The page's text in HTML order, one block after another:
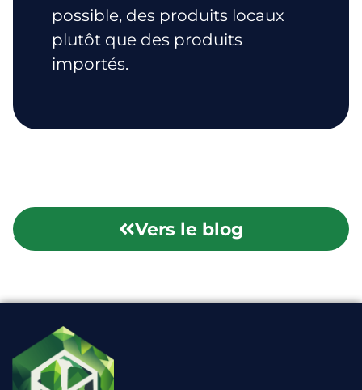
possible, des produits locaux
plutôt que des produits
importés.
Les problèmes éthiques
Vers le blog